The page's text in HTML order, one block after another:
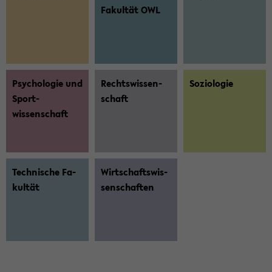
Fa­kul­tät OWL
Psychologie und
Sport­
wissenschaft
Rechts­wis­sen­
schaft
So­zio­lo­gie
Tech­ni­sche Fa­
kul­tät
Wirt­schafts­wis­
sen­schaf­ten